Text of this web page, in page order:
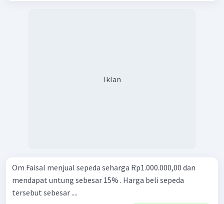
Iklan
Om Faisal menjual sepeda seharga Rp1.000.000,00 dan
mendapat untung sebesar 15% . Harga beli sepeda
tersebut sebesar ....